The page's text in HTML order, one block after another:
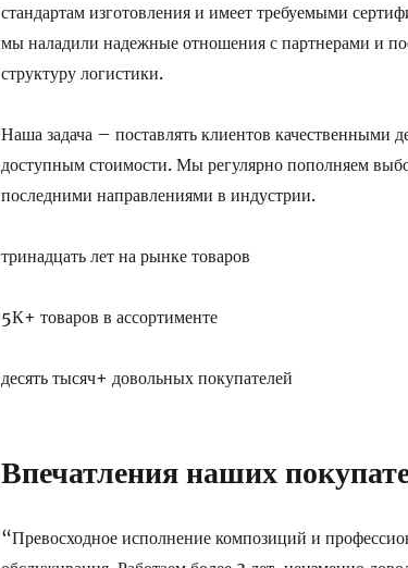
стандартам изготовления и имеет требуемыми
мы наладили надежные отношения с партнерами и
структуру логистики.
Наша задача – поставлять клиентов качественными
доступным стоимости. Мы регулярно пополняем
последними направлениями в индустрии.
тринадцать лет на рынке товаров
5К+ товаров в ассортименте
десять тысяч+ довольных покупателей
Впечатления наших
“Превосходное исполнение композиций и